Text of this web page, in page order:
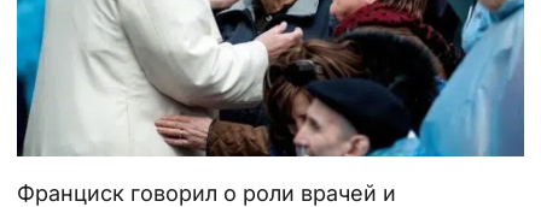
Франциск говорил о роли врачей и